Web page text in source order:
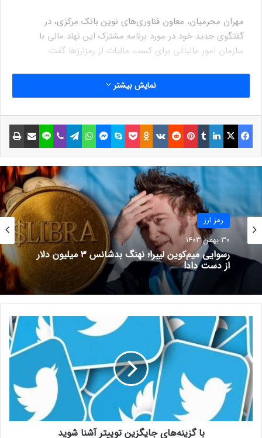
مهران محرمیان، معاون فناوری‌های نوین بانک مرکزی، در
گفتگوی جدید خود در مورد برنامه‌‍ مشترک این نهاد مالی با
سازمان امور مالیاتی برای کسب مالیات از رمزارز‌ها گفت:
در حال حاضر، اجرای این سیاست، در
دو زمینه استخراج و تبادل ارز‌های
دیجیتال، میان بانک مرکزی و سازمان
امور مالیاتی تحت پیگیری قرار دارد.
نوشته های مشابه
فوریه، ماه
قدرت‌نمایی
بیت‌کوین؟
پیش‌بینی حرکت
بعدی بازار با
الگوهای تاریخی
14 بهمن 1403
توکن‌سوزی کاردانو
یا دزدی از کاربران؟
11 شهریور 1401
نمایش بیشتر
فیسبوک ایکس لینکداین تامبلر پینتریست Reddit
VKontakte
Odnoklassniki پاکت اسکایپ مسنجر واتس آپ تلگرام وایبر لاین اشتراک گذاری با ایمیل
رمز ارز
30 بهمن 1403
رسوایی میم‌کوین لیبرا؛ نهنگ بدشانس ۳ میلیون دلار
از دست داد!
گ
ز
ی
ه‌
ه
ا
با گزینه‌های جایگزین توییتر آشنا شوید